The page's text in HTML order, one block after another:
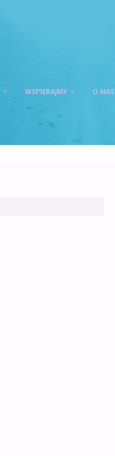
WSPIERAJMY O NAS